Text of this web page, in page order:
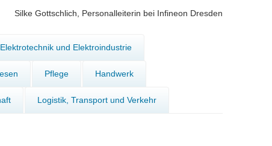
Silke Gottschlich, Personalleiterin bei Infineon Dresden
Elektrotechnik und Elektroindustrie
Pflege Handwerk
Logistik, Transport und Verkehr